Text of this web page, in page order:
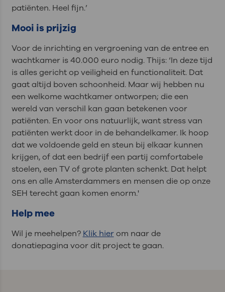
patiënten. Heel fijn.’
Mooi is prijzig
Voor de inrichting en vergroening van de entree en
wachtkamer is 40.000 euro nodig. Thijs: ‘In deze tijd
is alles gericht op veiligheid en functionaliteit. Dat
gaat altijd boven schoonheid. Maar wij hebben nu
een welkome wachtkamer ontworpen; die een
wereld van verschil kan gaan betekenen voor
patiënten. En voor ons natuurlijk, want stress van
patiënten werkt door in de behandelkamer. Ik hoop
dat we voldoende geld en steun bij elkaar kunnen
krijgen, of dat een bedrijf een partij comfortabele
stoelen, een TV of grote planten schenkt. Dat helpt
ons en alle Amsterdammers en mensen die op onze
SEH terecht gaan komen enorm.'
Help mee
Wil je meehelpen? Klik hierom naar de
donatiepagina voor dit project te gaan.